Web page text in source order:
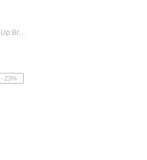
Tênis Casual Masculino Puma Up Branco
-23%